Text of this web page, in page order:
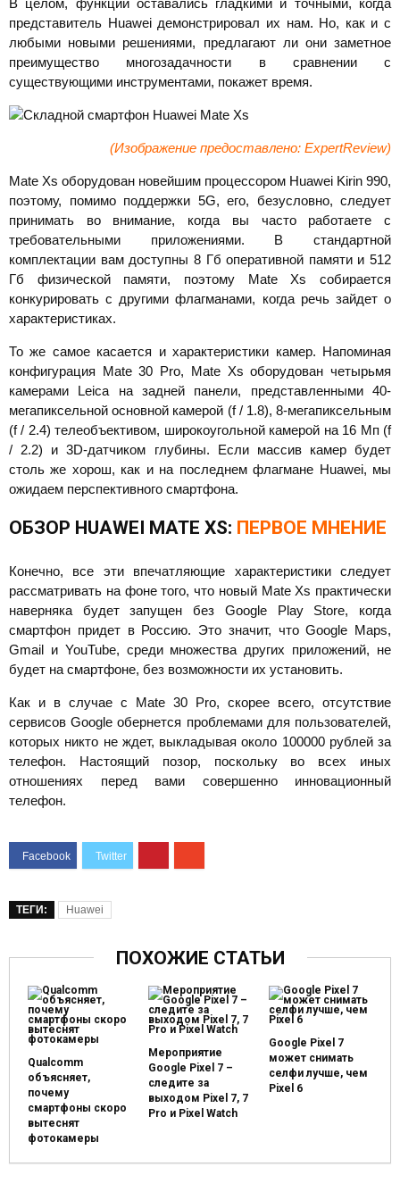
В целом, функции оставались гладкими и точными, когда
представитель Huawei демонстрировал их нам. Но, как и с
любыми новыми решениями, предлагают ли они заметное
преимущество многозадачности в сравнении с
существующими инструментами, покажет время.
(Изображение предоставлено: ExpertReview)
Mate Xs оборудован новейшим процессором Huawei Kirin 990,
поэтому, помимо поддержки 5G, его, безусловно, следует
принимать во внимание, когда вы часто работаете с
требовательными приложениями. В стандартной
комплектации вам доступны 8 Гб оперативной памяти и 512
Гб физической памяти, поэтому Mate Xs собирается
конкурировать с другими флагманами, когда речь зайдет о
характеристиках.
То же самое касается и характеристики камер. Напоминая
конфигурация Mate 30 Pro, Mate Xs оборудован четырьмя
камерами Leica на задней панели, представленными 40-
мегапиксельной основной камерой (f / 1.8), 8-мегапиксельным
(f / 2.4) телеобъективом, широкоугольной камерой на 16 Мп (f
/ 2.2) и 3D-датчиком глубины. Если массив камер будет
столь же хорош, как и на последнем флагмане Huawei, мы
ожидаем перспективного смартфона.
ОБЗОР HUAWEI MATE XS: ПЕРВОЕ МНЕНИЕ
Конечно, все эти впечатляющие характеристики следует
рассматривать на фоне того, что новый Mate Xs практически
наверняка будет запущен без Google Play Store, когда
смартфон придет в Россию. Это значит, что Google Maps,
Gmail и YouTube, среди множества других приложений, не
будет на смартфоне, без возможности их установить.
Как и в случае с Mate 30 Pro, скорее всего, отсутствие
сервисов Google обернется проблемами для пользователей,
которых никто не ждет, выкладывая около 100000 рублей за
телефон. Настоящий позор, поскольку во всех иных
отношениях перед вами совершенно инновационный
телефон.
ТЕГИ: Huawei
ПОХОЖИЕ СТАТЬИ
Qualcomm
объясняет,
почему
смартфоны скоро
вытеснят
фотокамеры
Мероприятие
Google Pixel 7 –
следите за
выходом Pixel 7, 7
Pro и Pixel Watch
Google Pixel 7
может снимать
селфи лучше, чем
Pixel 6